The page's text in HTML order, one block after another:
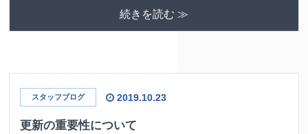
続きを読む ≫
スタッフブログ 2019.10.23
更新の重要性について